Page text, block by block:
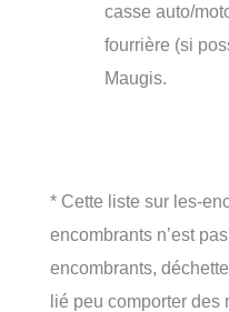
casse auto/
fourrière (si
Maugis.
* Cette liste sur les-
encombrants n’est
encombrants,
lié peu comporter des